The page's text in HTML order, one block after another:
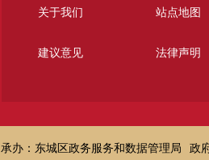
关于我们 站点地图
建议意见 法律声明
承办：东城区政务服务和数据管理局 政